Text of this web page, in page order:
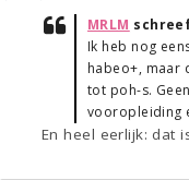
MRLM
Ik heb nog
habeo+, maar
tot poh-s.
vooropleiding
En heel eerlijk: dat